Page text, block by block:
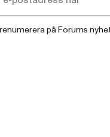
på Forums